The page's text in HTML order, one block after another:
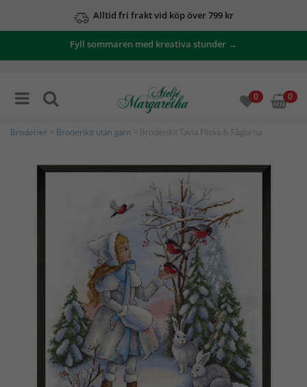
Alltid fri frakt vid köp över 799 kr
Fyll sommaren med kreativa stunder →
0 0
Broderier Broderikit utan garn > Broderikit Tavla Flicka & Fåglarna